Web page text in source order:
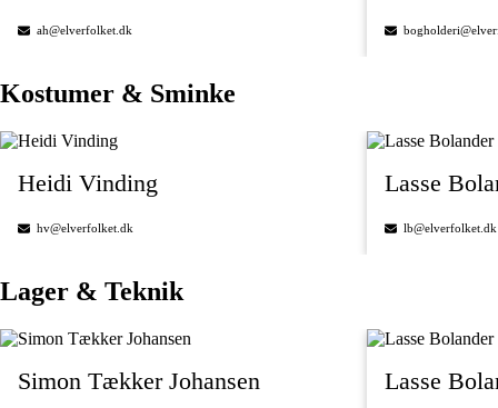
ah@elverfolket.dk
Kostumer & Sminke
Heidi Vinding
hv@elverfolket.dk
Lasse
lb@elverfolket.dk
Lager & Teknik
Simon Tækker Johansen Lasse